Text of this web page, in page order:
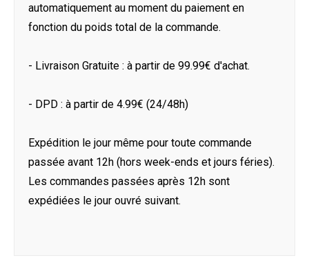
automatiquement au moment du paiement en
fonction du poids total de la commande.
- Livraison Gratuite : à partir de 99.99€ d'achat.
- DPD : à partir de 4.99€ (24/48h)
Expédition le jour même pour toute commande
passée avant 12h (hors week-ends et jours féries).
Les commandes passées après 12h sont
expédiées le jour ouvré suivant.